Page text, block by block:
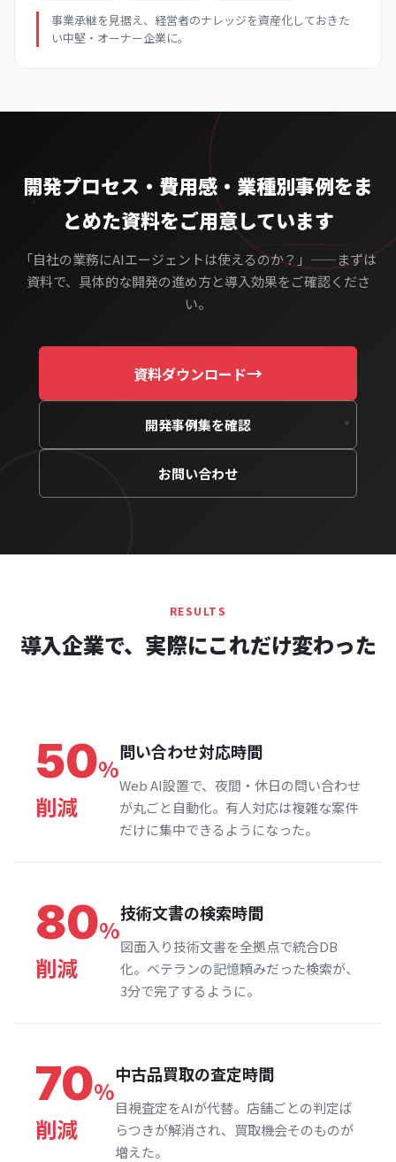
事業承継を見据え、経営者のナレッジを資産化しておきた
い中堅・オーナー企業に。
開発プロセス・費用感・業種別事例をま
とめた資料をご用意しています
「自社の業務にAIエージェントは使えるのか？」——まずは
資料で、具体的な開発の進め方と導入効果をご確認くださ
い。
資料ダウンロード→
開発事例集を確認
お問い合わせ
RESULTS
導入企業で、実際にこれだけ変わった
50%
削減
問い合わせ対応時間
Web AI設置で、夜間・休日の問い合わせ
が丸ごと自動化。有人対応は複雑な案件
だけに集中できるようになった。
80%
削減
技術文書の検索時間
図面入り技術文書を全拠点で統合DB
化。ベテランの記憶頼みだった検索が、
3分で完了するように。
70%
削減
中古品買取の査定時間
目視査定をAIが代替。店舗ごとの判定ば
らつきが解消され、買取機会そのものが
増えた。